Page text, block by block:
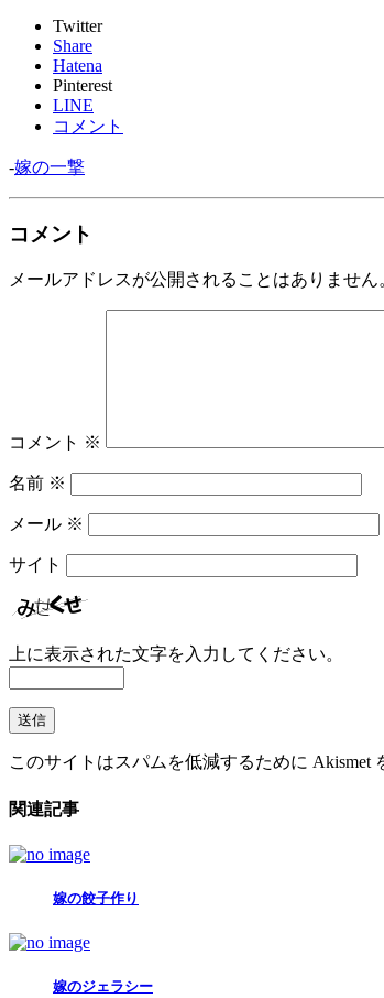
Twitter
Share
Hatena
Pinterest
LINE
コメント
-嫁の一撃
コメント
メールアドレスが公開されることはありません
コメント ※
名前 ※
メール ※
サイト
上に表示された文字を入力してください。
このサイトはスパムを低減するために Akismet
関連記事
嫁の餃子作り
嫁のジェラシー